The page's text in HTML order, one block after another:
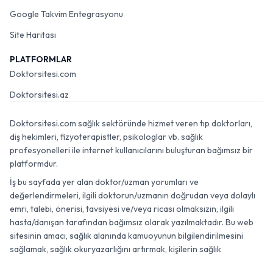
Google Takvim Entegrasyonu
Site Haritası
PLATFORMLAR
Doktorsitesi.com
Doktorsitesi.az
Doktorsitesi.com sağlık sektöründe hizmet veren tıp doktorları,
diş hekimleri, fizyoterapistler, psikologlar vb. sağlık
profesyonelleri ile internet kullanıcılarını buluşturan bağımsız bir
platformdur.
İş bu sayfada yer alan doktor/uzman yorumları ve
değerlendirmeleri, ilgili doktorun/uzmanın doğrudan veya dolaylı
emri, talebi, önerisi, tavsiyesi ve/veya ricası olmaksızın, ilgili
hasta/danışan tarafından bağımsız olarak yazılmaktadır. Bu web
sitesinin amacı, sağlık alanında kamuoyunun bilgilendirilmesini
sağlamak, sağlık okuryazarlığını artırmak, kişilerin sağlık